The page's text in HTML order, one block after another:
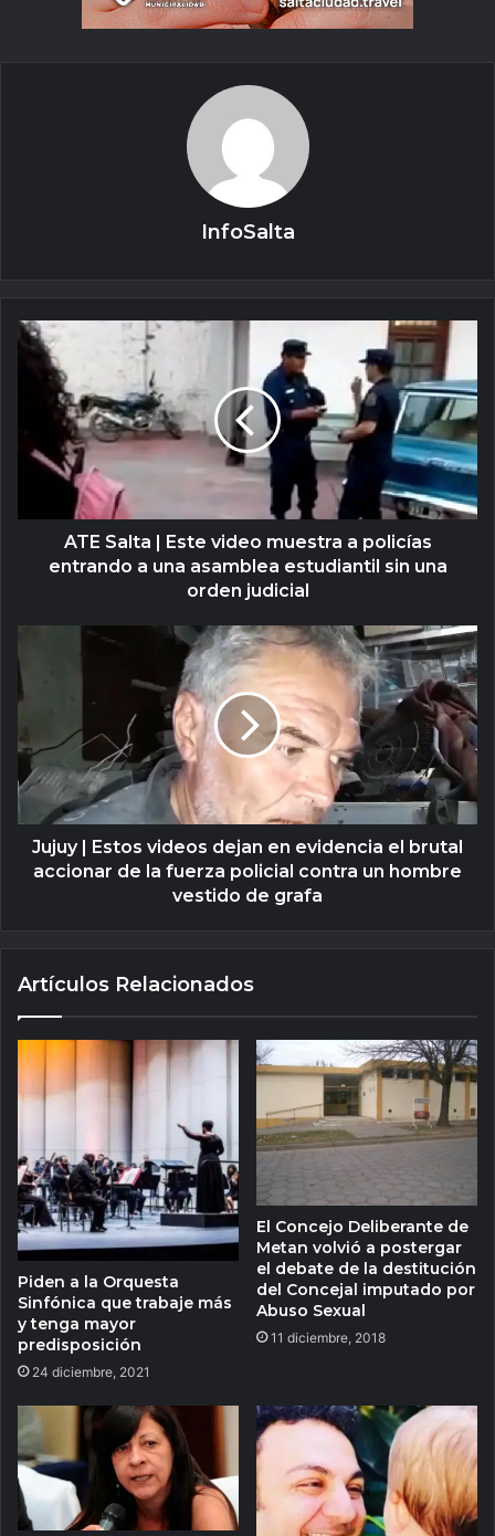
InfoSalta
ATE Salta | Este video muestra a policías
entrando a una asamblea estudiantil sin una
orden judicial
Jujuy | Estos videos dejan en evidencia el brutal
accionar de la fuerza policial contra un hombre
vestido de grafa
Artículos Relacionados
Piden a la Orquesta
Sinfónica que trabaje más
y tenga mayor
predisposición
24 diciembre, 2021
El Concejo Deliberante de
Metan volvió a postergar
el debate de la destitución
del Concejal imputado por
Abuso Sexual
11 diciembre, 2018